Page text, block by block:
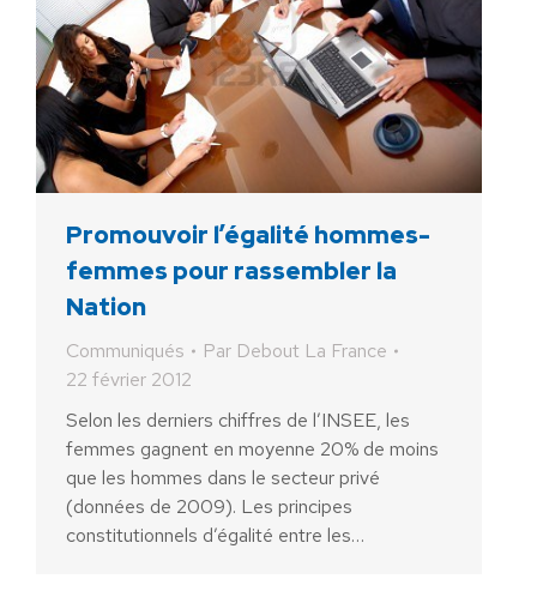
Promouvoir l’égalité hommes-
femmes pour rassembler la
Nation
Communiqués Par Debout La France
22 février 2012
Selon les derniers chiffres de l’INSEE, les
femmes gagnent en moyenne 20% de moins
que les hommes dans le secteur privé
(données de 2009). Les principes
constitutionnels d’égalité entre les…